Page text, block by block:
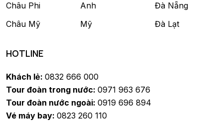
Châu Phi
Châu Mỹ
Anh
Mỹ
Đà Nẵng
Đà Lạt
HOTLINE
Khách lẻ: 0832 666 000
Tour đoàn trong nước: 0971 963 676
Tour đoàn nước ngoài: 0919 696 894
Vé máy bay: 0823 260 110